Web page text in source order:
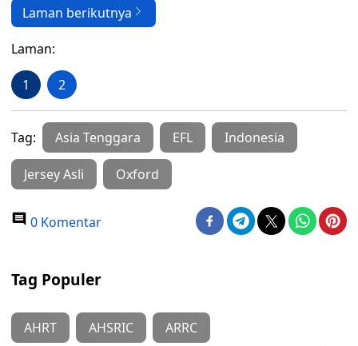
Laman berikutnya
Laman:
1 2
Tag: Asia Tenggara EFL Indonesia
Jersey Asli Oxford
0 Komentar
Tag Populer
AHRT AHSRIC ARRC